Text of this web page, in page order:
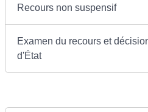
Recours non suspensif
Examen du recours et
d'État